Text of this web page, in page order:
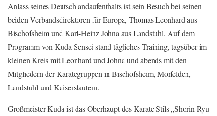
Anlass seines Deutschlandaufenthalts ist sein Besuch bei seinen
beiden Verbandsdirektoren für Europa, Thomas Leonhard aus
Bischofsheim und Karl-Heinz Johna aus Landstuhl. Auf dem
Programm von Kuda Sensei stand tägliches Training, tagsüber im
kleinen Kreis mit Leonhard und Johna und abends mit den
Mitgliedern der Karategruppen in Bischofsheim, Mörfelden,
Landstuhl und Kaiserslautern.
Großmeister Kuda ist das Oberhaupt des Karate Stils „Shorin Ryu